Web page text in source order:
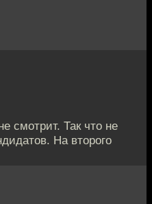
смотрит. Так что не
На второго